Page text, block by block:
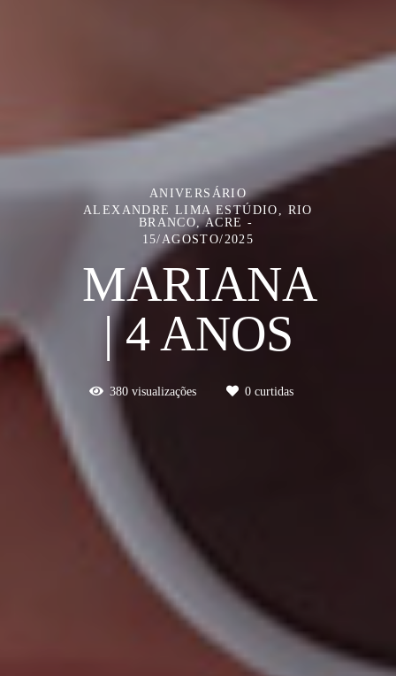
ANIVERSÁRIO
ALEXANDRE LIMA ESTÚDIO, RIO
BRANCO, ACRE
15/AGOSTO/2025
MARIANA
| 4 ANOS
380 visualizações 0 curtidas